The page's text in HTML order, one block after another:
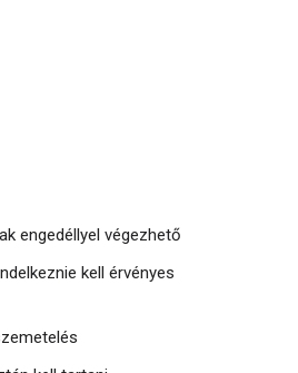
engedéllyel végezhető
kell érvényes